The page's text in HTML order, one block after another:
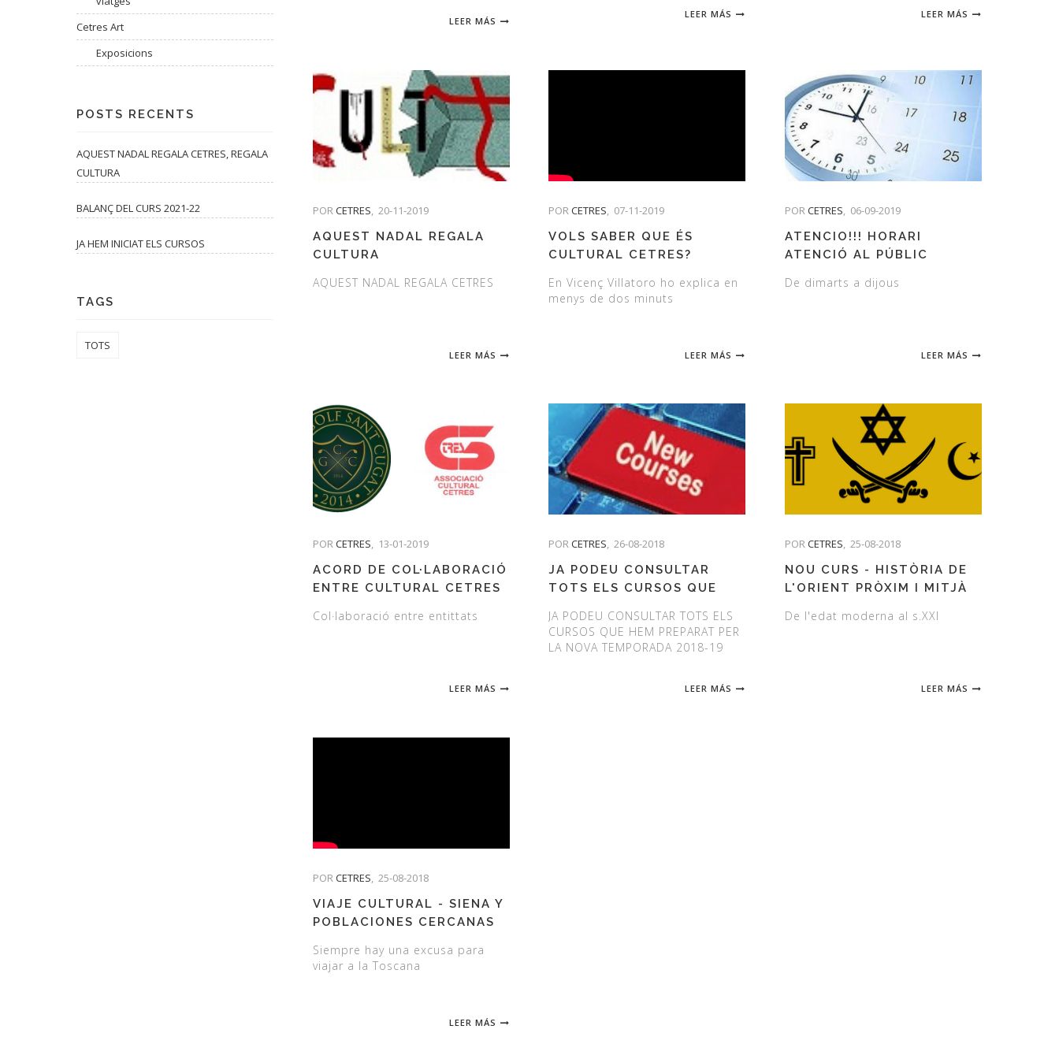
Cetres Art
Exposicions
POSTS RECENTS
AQUEST NADAL REGALA CETRES, REGALA
CULTURA
BALANÇ DEL CURS 2021-22
JA HEM INICIAT ELS CURSOS
TAGS
TOTS
LEER MÁS
LEER MÁS LEER MÁS
PORCETRES, 20-11-2019
AQUEST NADAL REGALA
CULTURA
AQUEST NADAL REGALA CETRES
LEER MÁS
PORCETRES, 07-11-2019
VOLS SABER QUE ÉS
CULTURAL CETRES?
En Vicenç Villatoro ho explica en
menys de dos minuts
LEER MÁS
PORCETRES, 06-09-2019
ATENCIO!!! HORARI
ATENCIÓ AL PÚBLIC
De dimarts a dijous
LEER MÁS
PORCETRES, 13-01-2019
ACORD DE COL·LABORACIÓ
ENTRE CULTURAL CETRES
SANT CUGAT
Col·laboració entre entittats
LEER MÁS
PORCETRES, 26-08-2018
JA PODEU CONSULTAR
TOTS ELS CURSOS QUE
NOVA TEMPORADA 2018-19
JA PODEU CONSULTAR TOTS ELS
CURSOS QUE HEM PREPARAT PER
LA NOVA TEMPORADA 2018-19
LEER MÁS
PORCETRES, 25-08-2018
NOU CURS - HISTÒRIA DE
L'ORIENT PRÒXIM I MITJÀ
De l'edat moderna al s.XXI
LEER MÁS
PORCETRES, 25-08-2018
VIAJE CULTURAL - SIENA Y
POBLACIONES CERCANAS
Siempre hay una excusa para
viajar a la Toscana
LEER MÁS